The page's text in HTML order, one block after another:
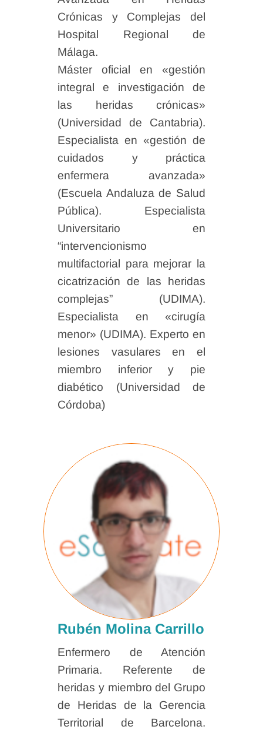
Crónicas y Complejas del
Hospital Regional de
Málaga.
⁠Máster oficial en «gestión
integral e investigación de
las heridas crónicas»
(Universidad de Cantabria).
⁠Especialista en «gestión de
cuidados y práctica
enfermera avanzada»
(Escuela Andaluza de Salud
Pública). ⁠Especialista
Universitario en
“intervencionismo
multifactorial para mejorar la
cicatrización de las heridas
complejas” (UDIMA).
⁠Especialista en «cirugía
menor» (UDIMA). ⁠Experto en
lesiones vasulares en el
miembro inferior y pie
diabético (Universidad de
Córdoba)
Rubén Molina Carrillo
Enfermero de Atención
Primaria. Referente de
heridas y miembro del Grupo
de Heridas de la Gerencia
Territorial de Barcelona.